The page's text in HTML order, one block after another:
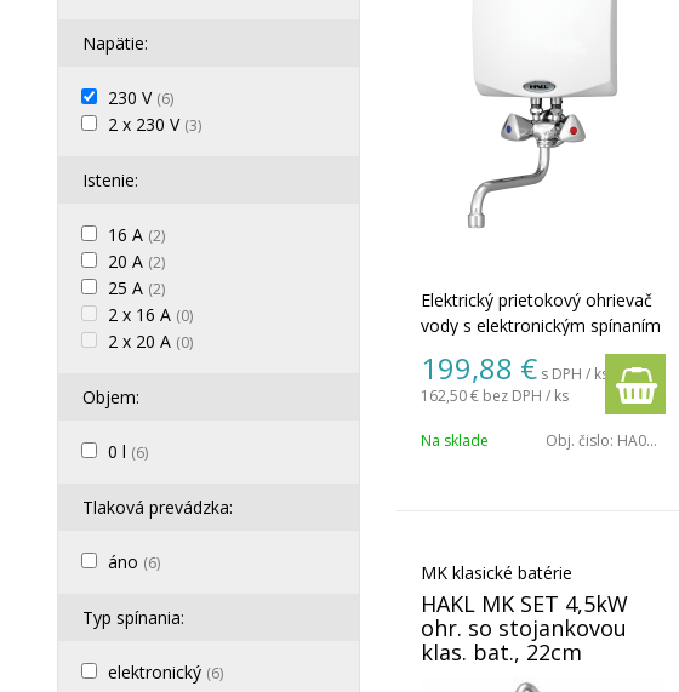
Napätie:
230 V (6)
2 x 230 V (3)
Istenie:
16 A (2)
20 A (2)
25 A (2)
2 x 16 A (0)
2 x 20 A (0)
Objem:
0 l (6)
Tlaková prevádzka:
áno (6)
Typ spínania:
elektronický (6)
Elektrický prietokový ohrievač
vody s elektronickým spínaním
a vodovodná beztlaková
nástenná drezová klasická
batéria, výtokové ramienko 20
199,88 € s DPH / ks
162,50 € bez DPH / ks
Na sklade Obj. čislo: HA02MKSET1135
MK klasické batérie
HAKL MK SET 4,5kW
ohr. so stojankovou
klas. bat., 22cm
IconicLine